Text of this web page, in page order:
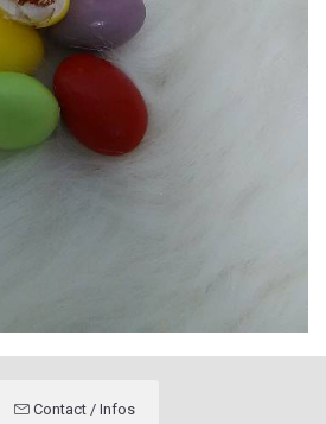
Contact / Infos